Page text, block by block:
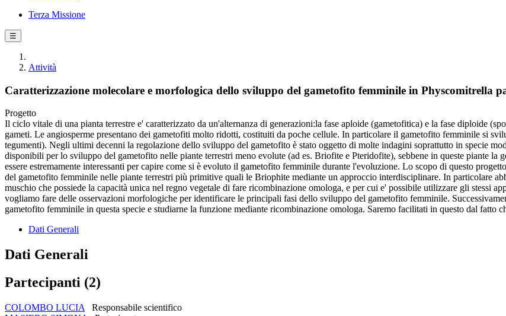
Terza Missione
☰
Attività
Caratterizzazione molecolare e morfologica dello sviluppo del gametofito femminile in Physcomitrella
Progetto
Il ciclo vitale di una pianta terrestre e' caratterizzato da un'alternanza di generazioni:la fase aploide (gametofitica) e la fase diploide
gameti. Le angiosperme presentano dei gametofiti molto ridotti, costituiti da poche cellule. In particolare il gametofito femminile si
tegumenti). Negli ultimi decenni la regolazione dello sviluppo del gametofito è stato oggetto di molte indagini soprattutto in specie
disponibili per lo sviluppo del gametofito nelle piante terrestri meno evolute (ad es. Briofite e Pteridofite), sebbene in queste piante la
essere estremamente interessanti per capire come si è evoluto il gametofito femminile durante l'evoluzione. Lo scopo di questo
del gametofito femminile nelle piante terrestri più primitive quali le Briophite mediante un approccio interdisciplinare. In particolare
muschio che possiede la capacità unica nel regno vegetale di fare ricombinazione omologa, e per cui e' possibile utilizzare gli stessi
vogliamo fare delle osservazioni morfologiche per identificare le principali fasi dello sviluppo del gametofito femminile.
gametofito femminile in questa specie e studiarne la funzione mediante ricombinazione omologa. Saremo facilitati in questo dal fatto
Dati Generali
Dati Generali
Partecipanti (2)
COLOMBO LUCIA
Responsabile scientifico